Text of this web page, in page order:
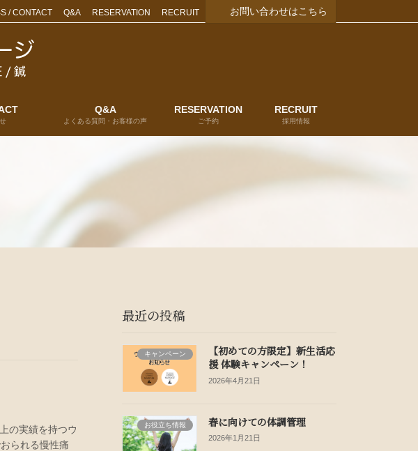
/ CONTACT Q&A RESERVATION RECRUIT お問い合わせはこちら
Q&A
よくある質問・お客様の声
RESERVATION
ご予約
RECRUIT
採用情報
の実績を持つウ
られる慢性痛
最近の投稿
キャンペーン
【初めての方限定】新生活応
援 体験キャンペーン！
2026年4月21日
お役立ち情報 春に向けての体調管理
2026年1月21日